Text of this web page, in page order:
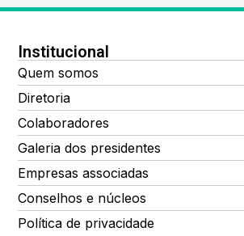
Institucional
Quem somos
Diretoria
Colaboradores
Galeria dos presidentes
Empresas associadas
Conselhos e núcleos
Política de privacidade